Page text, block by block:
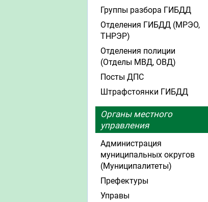
Группы разбора ГИБДД
Отделения ГИБДД (МРЭО,
ТНРЭР)
Отделения полиции
(Отделы МВД, ОВД)
Посты ДПС
Штрафстоянки ГИБДД
Органы местного
управления
Администрация
муниципальных округов
(Муниципалитеты)
Префектуры
Управы